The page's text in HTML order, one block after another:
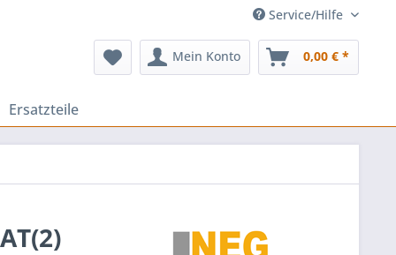
Service/Hilfe
Mein Konto 0,00 € *
Ersatzteile